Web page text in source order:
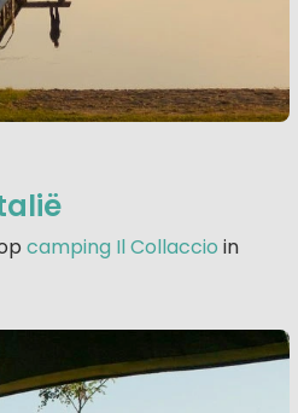
camping Il Collaccio in